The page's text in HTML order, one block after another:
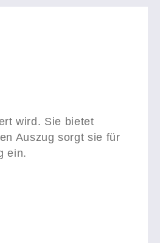
wird. Sie bietet
Auszug sorgt sie für
ein.